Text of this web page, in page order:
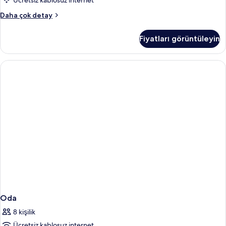
Daha çok detay
Oda
detay
Fiyatları görüntüleyin
Oda
8 kişilik